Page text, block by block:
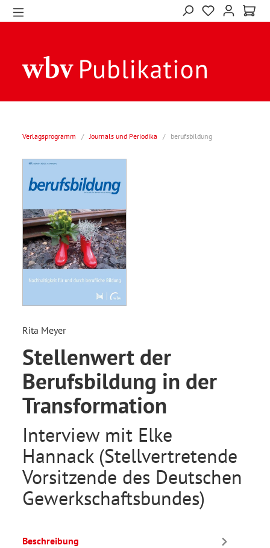
Verlagsprogramm / Journals und Periodika / berufsbildung
Rita Meyer
Stellenwert der
Berufsbildung in der
Transformation
Interview mit Elke
Hannack (Stellvertretende
Vorsitzende des Deutschen
Gewerkschaftsbundes)
Beschreibung